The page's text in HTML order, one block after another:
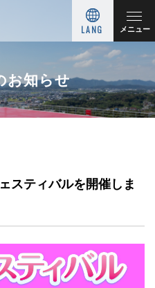
LANG メニュー
お知らせ
スティバルを開催しま